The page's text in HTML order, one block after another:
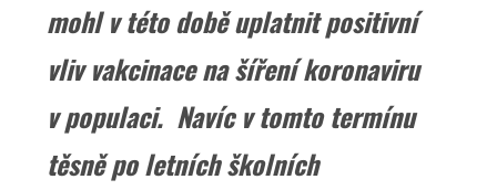
mohl v této době uplatnit positivní
vliv vakcinace na šíření koronaviru
v populaci. Navíc v tomto termínu
těsně po letních školních